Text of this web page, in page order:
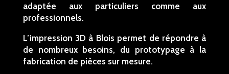
adaptée aux particuliers comme aux
professionnels.
L’impression 3D à Blois permet de répondre à
de nombreux besoins, du prototypage à la
fabrication de pièces sur mesure.